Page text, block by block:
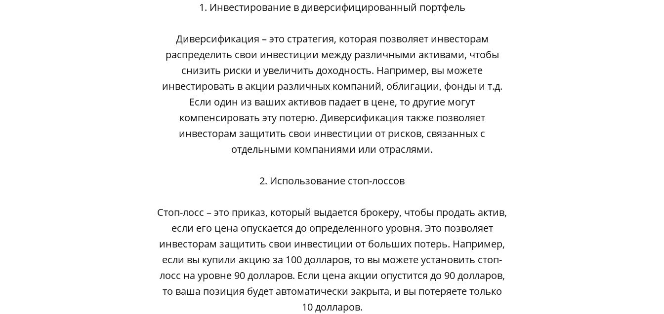
1. Инвестирование в диверсифицированный портфель
Диверсификация – это стратегия, которая позволяет инвесторам
распределить свои инвестиции между различными активами, чтобы
снизить риски и увеличить доходность. Например, вы можете
инвестировать в акции различных компаний, облигации, фонды и т.д.
Если один из ваших активов падает в цене, то другие могут
компенсировать эту потерю. Диверсификация также позволяет
инвесторам защитить свои инвестиции от рисков, связанных с
отдельными компаниями или отраслями.
2. Использование стоп-лоссов
Стоп-лосс – это приказ, который выдается брокеру, чтобы продать актив,
если его цена опускается до определенного уровня. Это позволяет
инвесторам защитить свои инвестиции от больших потерь. Например,
если вы купили акцию за 100 долларов, то вы можете установить стоп-
лосс на уровне 90 долларов. Если цена акции опустится до 90 долларов,
то ваша позиция будет автоматически закрыта, и вы потеряете только
10 долларов.